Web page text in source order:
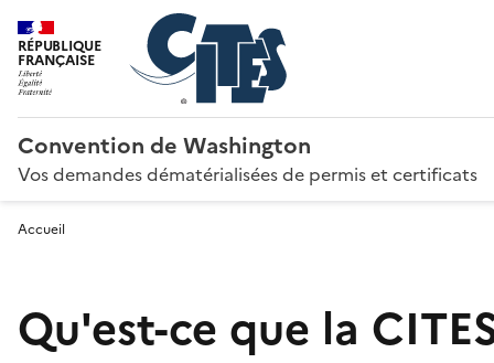
RÉPUBLIQUE
FRANÇAISE
Convention de Washington
Vos demandes dématérialisées de permis et certificats
Accueil
Qu'est-ce que la